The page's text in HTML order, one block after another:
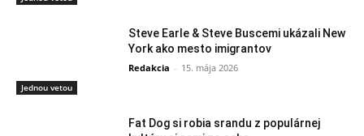
Jednou vetou
Steve Earle & Steve Buscemi ukázali New
York ako mesto imigrantov
Redakcia - 15. mája 2026
Fat Dog si robia srandu z populárnej